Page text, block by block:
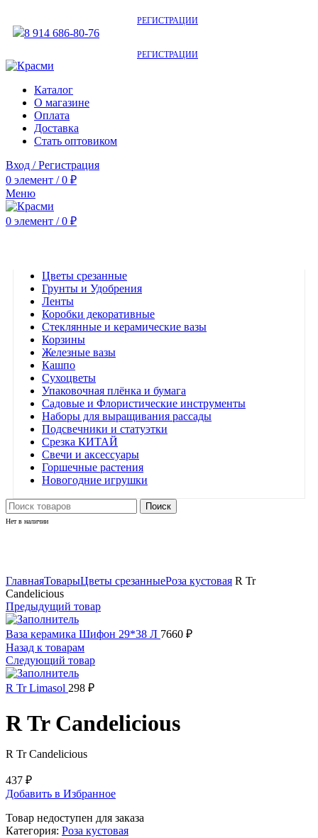
РЕГИСТРАЦИИ
8 914 686-80-76
РЕГИСТРАЦИИ
Каталог
О магазине
Оплата
Доставка
Стать оптовиком
Вход / Регистрация
0 элемент / 0 ₽
Меню
0 элемент / 0 ₽
Цветы срезанные
Грунты и Удобрения
Ленты
Коробки декоративные
Стеклянные и керамические вазы
Корзины
Железные вазы
Кашпо
Сухоцветы
Упаковочная плёнка и бумага
Садовые и Флористические инструменты
Наборы для выращивания рассады
Подсвечники и статуэтки
Срезка КИТАЙ
Свечи и аксессуары
Горшечные растения
Новогодние игрушки
Поиск
Нет в наличии
ГлавнаяТоварыЦветы срезанныеРоза кустовая R Tr
Candelicious
Предыдущий товар
Ваза керамика Шифон 29*38 Л 7660 ₽
Назад к товарам
Следующий товар
R Tr Limasol 298 ₽
R Tr Candelicious
R Tr Candelicious
437 ₽
Добавить в Избранное
Товар недоступен для заказа
Категория: Роза кустовая